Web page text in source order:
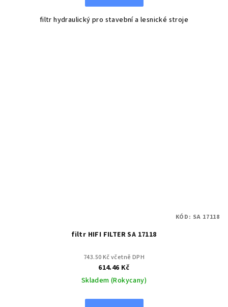
filtr hydraulický pro stavební a lesnické stroje
filtr HIFI FILTER SA 17118
743.50 Kč včetně DPH
614.46 Kč
Skladem (Rokycany)
KÓD: SA 17118